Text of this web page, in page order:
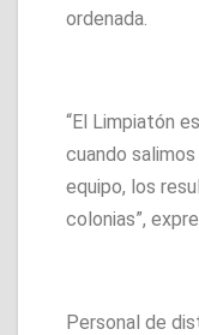
ordenada.
“El Limpiatón
cuando
equipo, los
colonias”,
Personal de